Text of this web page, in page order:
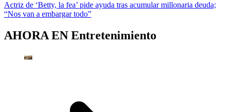
Actriz de ‘Betty, la fea’ pide ayuda tras acumular millonaria deuda;
“Nos van a embargar todo”
AHORA EN Entretenimiento